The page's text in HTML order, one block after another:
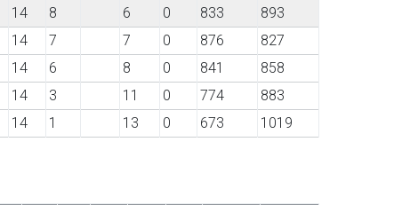
14 8 6 0 833
893
14 7 7 0 876
827
14 6 8 0 841
858
14 3 11 0 774
883
14 1 13 0 673 1019